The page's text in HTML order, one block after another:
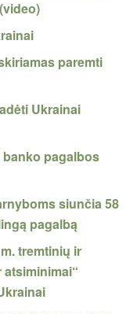
paremti
Ukrainai
pagalbos
siunčia 58
pagalbą
tremtinių ir